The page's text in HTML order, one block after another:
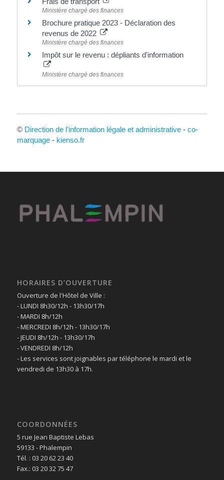
Ministère chargé des finances
Brochure pratique 2023 - Déclaration des
revenus de 2022
Ministère chargé des finances
Impôt sur le revenu : dépliants d'information
Ministère chargé des finances
© Direction de l'information légale et administrative- co-
marquage- kienso.fr
HORAIRES D’OUVERTURE
Ouverture de l'Hôtel de Ville :
- LUNDI 8h30/12h - 13h30/17h
- MARDI 8h/12h
- MERCREDI 8h/12h - 13h30/17h
- JEUDI 8h/12h - 13h30/17h
- VENDREDI 8h/12h
- Les services sont joignables par téléphone le mardi et le
vendredi de 13h30 à 17h.
COORDONNÉES
5 rue Jean Baptiste Lebas
59133 - Phalempin
Tél. : 03 20 62 23 40
Fax.: 03 20 32 75 47